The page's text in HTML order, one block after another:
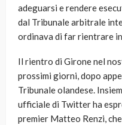
adeguarsi e rendere
dal Tribunale arbitrale
ordinava di far rientrare
Il rientro di Girone nel
prossimi giorni, dopo
Tribunale olandese.
ufficiale di Twitter ha
premier Matteo Renzi,